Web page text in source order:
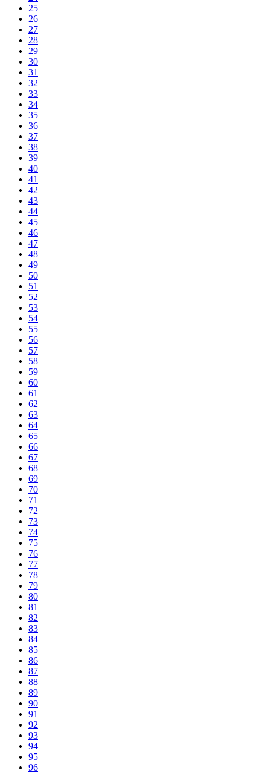
25
26
27
28
29
30
31
32
33
34
35
36
37
38
39
40
41
42
43
44
45
46
47
48
49
50
51
52
53
54
55
56
57
58
59
60
61
62
63
64
65
66
67
68
69
70
71
72
73
74
75
76
77
78
79
80
81
82
83
84
85
86
87
88
89
90
91
92
93
94
95
96